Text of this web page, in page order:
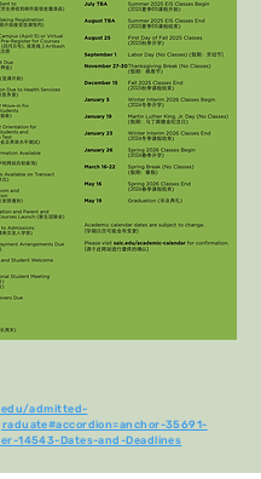
admitted-
35691-
14543-Dates-and-Deadlines